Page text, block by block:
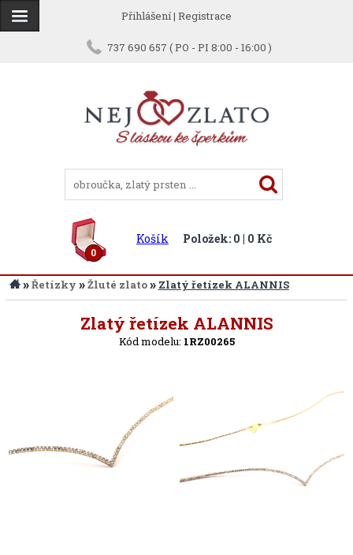
Přihlášení| Registrace
737 690 657 ( PO - PI 8:00 - 16:00 )
0
Košík Položek: 0 | 0 Kč
»Řetízky »Žluté zlato» Zlatý řetízek ALANNIS
Zlatý řetízek ALANNIS
Kód modelu: 1RZ00265